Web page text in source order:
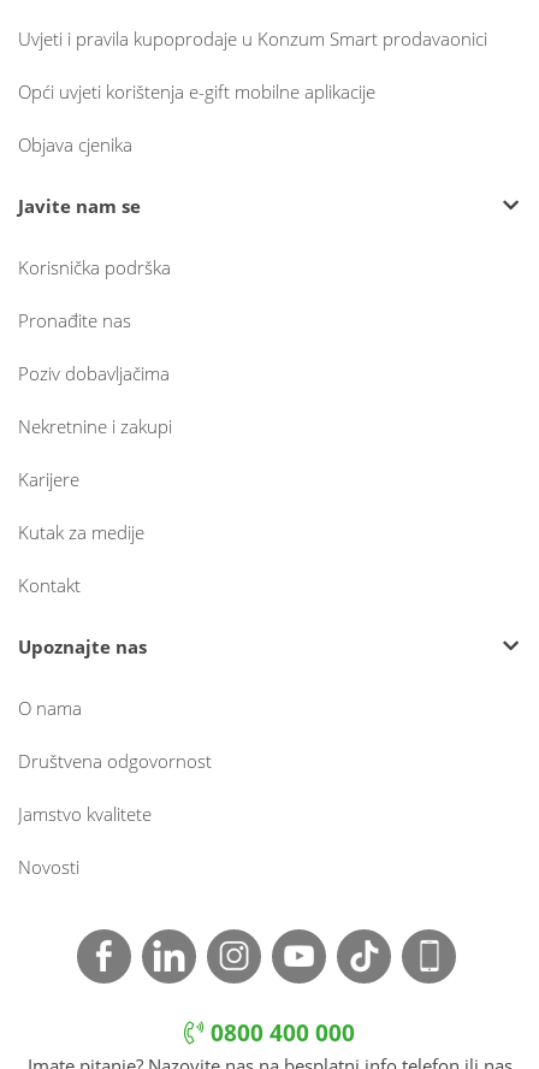
Uvjeti i pravila kupoprodaje u Konzum Smart prodavaonici
Opći uvjeti korištenja e-gift mobilne aplikacije
Objava cjenika
Javite nam se
Korisnička podrška
Pronađite nas
Poziv dobavljačima
Nekretnine i zakupi
Karijere
Kutak za medije
Kontakt
Upoznajte nas
O nama
Društvena odgovornost
Jamstvo kvalitete
Novosti
0800 400 000